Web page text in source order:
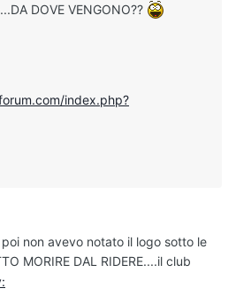
DOVE VENGONO??
index.php?
non avevo notato il logo sotto le
MORIRE DAL RIDERE....il club